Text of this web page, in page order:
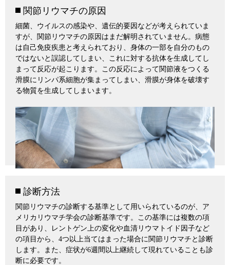
関節リウマチの原因
細菌、ウイルスの感染や、遺伝的要因などが考えられていま
すが、関節リウマチの原因はまだ解明されていません。病態
は自己免疫疾患と考えられており、身体の一部を自分のもの
ではないと誤認してしまい、これに対する抗体を生成してし
まって反応が起こります。この反応によって関節液をつくる
滑膜にリンパ系細胞が集まってしまい、滑膜が身体を破壊す
る物質を生成してしまいます。
診断方法
関節リウマチの診断する基準として用いられているのが、ア
メリカリウマチ学会の診断基準です。この基準には複数の項
目があり、レントゲン上の変化や血清リウマトイド因子など
の項目から、4つ以上当てはまった場合に関節リウマチと診断
します。また、症状が6週間以上継続して現れていることも診
断に必要です。